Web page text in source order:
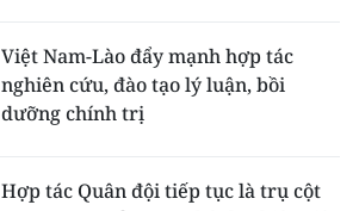
Việt Nam-Lào đẩy mạnh hợp tác
nghiên cứu, đào tạo lý luận, bồi
dưỡng chính trị
Hợp tác Quân đội tiếp tục là trụ cột